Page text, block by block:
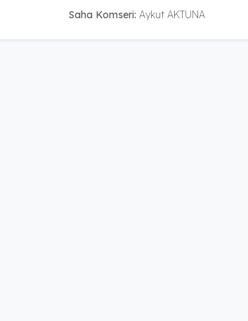
Saha Komseri: Aykut AKTUNA